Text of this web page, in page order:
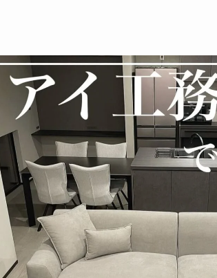
ダン ジャパンディ キッチン
リビ
アイ工務店 住友林業
設計事務所
LIXIL